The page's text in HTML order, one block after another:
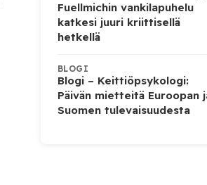
Fuellmichin vankilapuhelu
katkesi juuri kriittisellä
hetkellä
BLOGI
Blogi – Keittiöpsykologi:
Päivän mietteitä Euroopan
Suomen tulevaisuudesta